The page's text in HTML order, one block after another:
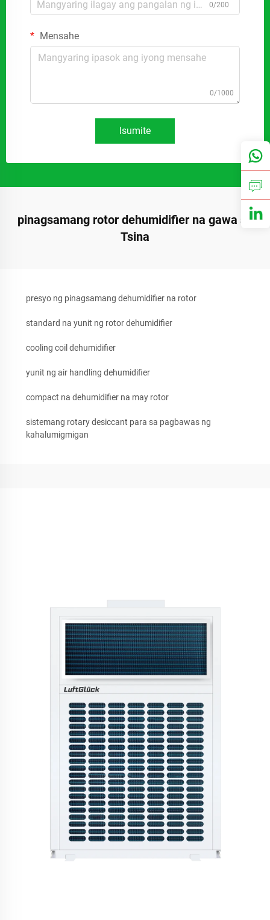
0/200
Mensahe
0/1000
Isumite
pinagsamang rotor dehumidifier na gawa sa
Tsina
presyo ng pinagsamang dehumidifier na rotor
standard na yunit ng rotor dehumidifier
cooling coil dehumidifier
yunit ng air handling dehumidifier
compact na dehumidifier na may rotor
sistemang rotary desiccant para sa pagbawas ng
kahalumigmigan